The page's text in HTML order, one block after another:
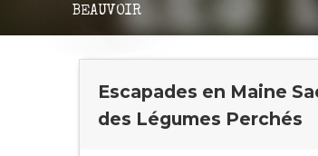
BEAUVOIR
Escapades en Maine
des Légumes Perchés